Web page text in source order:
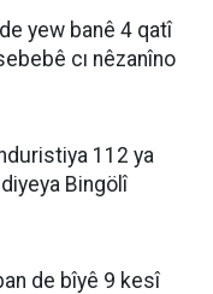
yew banê 4 qatî
cı nêzanîno
112 ya
Bingölî
de bîyê 9 kesî